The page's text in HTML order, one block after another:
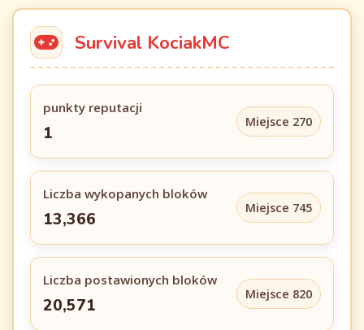
Survival KociakMC
punkty reputacji
1
Miejsce 270
Liczba wykopanych bloków
13,366
Miejsce 745
Liczba postawionych bloków
20,571
Miejsce 820